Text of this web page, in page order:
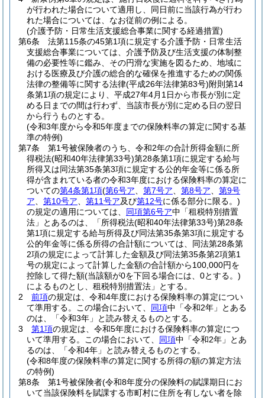
が行われた場合について適用し、同日前に当該行為が行わ
れた場合については、なお従前の例による。
(介護予防・日常生活支援総合事業に関する経過措置)
第6条
法第115条の45第1項に規定する介護予防・日常生活
支援総合事業については、介護予防及び生活支援の体制整
備の必要性等に鑑み、その円滑な実施を図るため、地域に
おける医療及び介護の総合的な確保を推進するための関係
法律の整備等に関する法律(平成26年法律第83号)附則第14
条第1項の規定により、平成27年4月1日から市長が別に定
める日までの間は行わず、当該市長が別に定める日の翌日
から行うものとする。
(令和3年度から令和5年度までの保険料率の算定に関する基
準の特例)
第7条
第1号被保険者のうち、令和2年の合計所得金額に所
得税法(昭和40年法律第33号)第28条第1項に規定する給与
所得又は同法第35条第3項に規定する公的年金等に係る所
得が含まれている者の令和3年度における保険料率の算定に
ついての第4条第1項(第6号ア 第7号ア 第8号ア
第9号
ア
第10号ア 第11号ア及び第12号に係る部分に限る。)
の規定の適用については、 同項第6号ア中「租税特別措置
法」とあるのは、「所得税法(昭和40年法律第33号)第28条
第1項に規定する給与所得及び同法第35条第3項に規定する
公的年金等に係る所得の合計額については、同法第28条第
2項の規定によって計算した金額及び同法第35条第2項第1
号の規定によって計算した金額の合計額から100,000円を
控除して得た額(当該額が0を下回る場合には、0とする。)
によるものとし、租税特別措置法」とする。
2
前項の規定は、令和4年度における保険料率の算定につい
て準用する。
この場合において、 同項中「令和2年」とある
のは、「令和3年」と読み替えるものとする。
3
第1項の規定は、令和5年度における保険料率の算定につ
いて準用する。
この場合において、 同項中「令和2年」とあ
るのは、「令和4年」と読み替えるものとする。
(令和8年度の保険料率の算定に関する所得の額の算定方法
の特例)
第8条
第1号被保険者(令和8年度分の保険料の賦課期日にお
いて当該保険料を賦課する市町村に住所を有しない者を除